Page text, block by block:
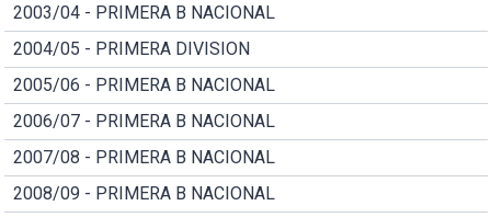
2003/04 - PRIMERA B NACIONAL
2004/05 - PRIMERA DIVISION
2005/06 - PRIMERA B NACIONAL
2006/07 - PRIMERA B NACIONAL
2007/08 - PRIMERA B NACIONAL
2008/09 - PRIMERA B NACIONAL